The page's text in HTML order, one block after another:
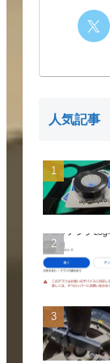
人気記事